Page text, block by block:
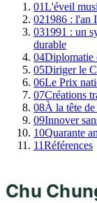
01L'éveil
021986 : l'an
031991 : un
durable
04Diplomatie
05Diriger le
06Le Prix
07Créations
08À la tête
09Innover
10Quarante
11Références
Chu